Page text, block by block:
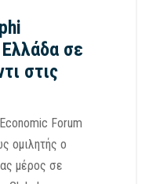
σε
στις
Forum
ομιλητής ο
μέρος σε